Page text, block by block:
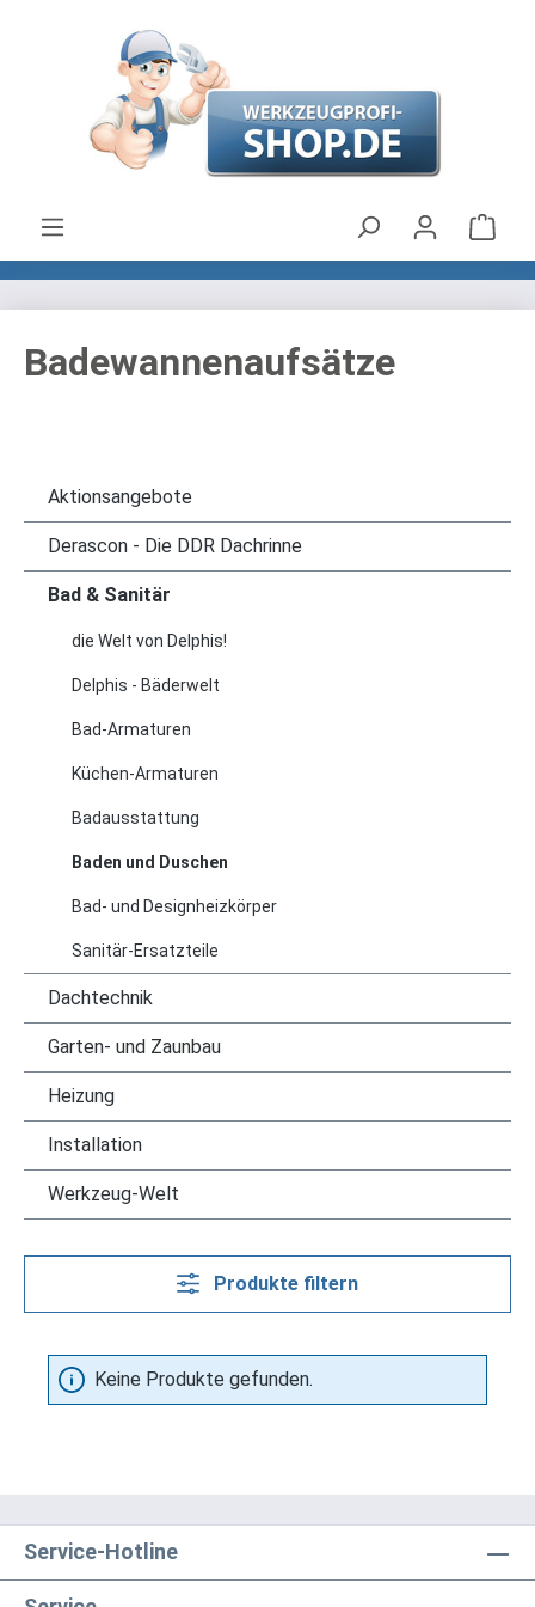
Zum Hauptinhalt springen
Badewannenaufsätze
Aktionsangebote
Derascon - Die DDR Dachrinne
Bad & Sanitär
die Welt von Delphis!
Delphis - Bäderwelt
Bad-Armaturen
Küchen-Armaturen
Badausstattung
Baden und Duschen
Bad- und Designheizkörper
Sanitär-Ersatzteile
Dachtechnik
Garten- und Zaunbau
Heizung
Installation
Werkzeug-Welt
Produkte filtern
Keine Produkte gefunden.
Service-Hotline